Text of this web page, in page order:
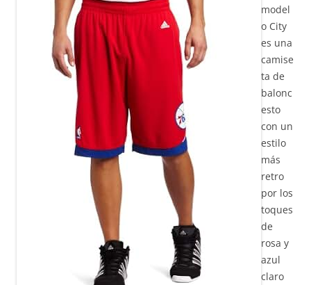
model
o City
es una
camise
ta de
balonc
esto
con un
estilo
más
retro
por los
toques
de
rosa y
azul
claro